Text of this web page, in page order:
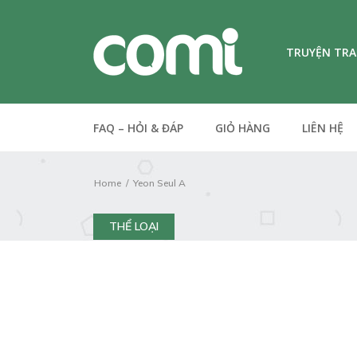
TRUYỆN
FAQ – HỎI & ĐÁP GIỎ HÀNG LIÊN HỆ
Home Yeon Seul A
THỂ LOẠI